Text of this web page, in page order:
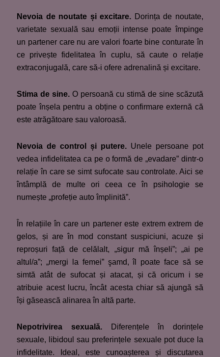
Nevoia de noutate și excitare. Dorința de noutate,
varietate sexuală sau emoții intense poate împinge
un partener care nu are valori foarte bine conturate în
ce privește fidelitatea în cuplu, să caute o relație
extraconjugală, care să-i ofere adrenalină și excitare.
Stima de sine.O persoană cu stimă de sine scăzută
poate înșela pentru a obține o confirmare externă că
este atrăgătoare sau valoroasă.
Nevoia de control și putere. Unele persoane pot
vedea infidelitatea ca pe o formă de „evadare” dintr-o
relație în care se simt sufocate sau controlate. Aici se
întâmplă de multe ori ceea ce în psihologie se
numește „profeție auto împlinită”.
În relațiile în care un partener este extrem extrem de
gelos, și are în mod constant suspiciuni, acuze și
reproșuri față de celălalt, „sigur mă înșeli”; „ai pe
altul/a”; „mergi la femei” şamd, îl poate face să se
simtă atât de sufocat și atacat, și că oricum i se
atribuie acest lucru, încât acesta chiar să ajungă să
își găsească alinarea în altă parte.
Nepotrivirea sexuală.
Diferențele în dorințele
sexuale, libidoul sau preferințele sexuale pot duce la
infidelitate. Ideal, este cunoașterea și discutarea